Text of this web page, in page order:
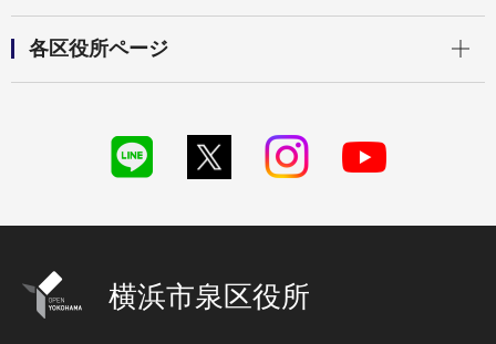
各区役所ページ
横浜市泉区役所